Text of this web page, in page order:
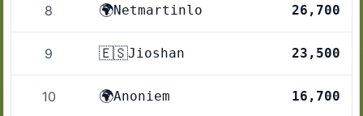
8 🌍Netmartinlo 26,700
9 🇪🇸Jioshan 23,500
10 🌍Anoniem 16,700